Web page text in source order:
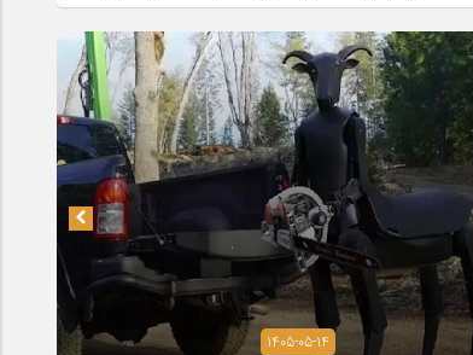
1405-05-14